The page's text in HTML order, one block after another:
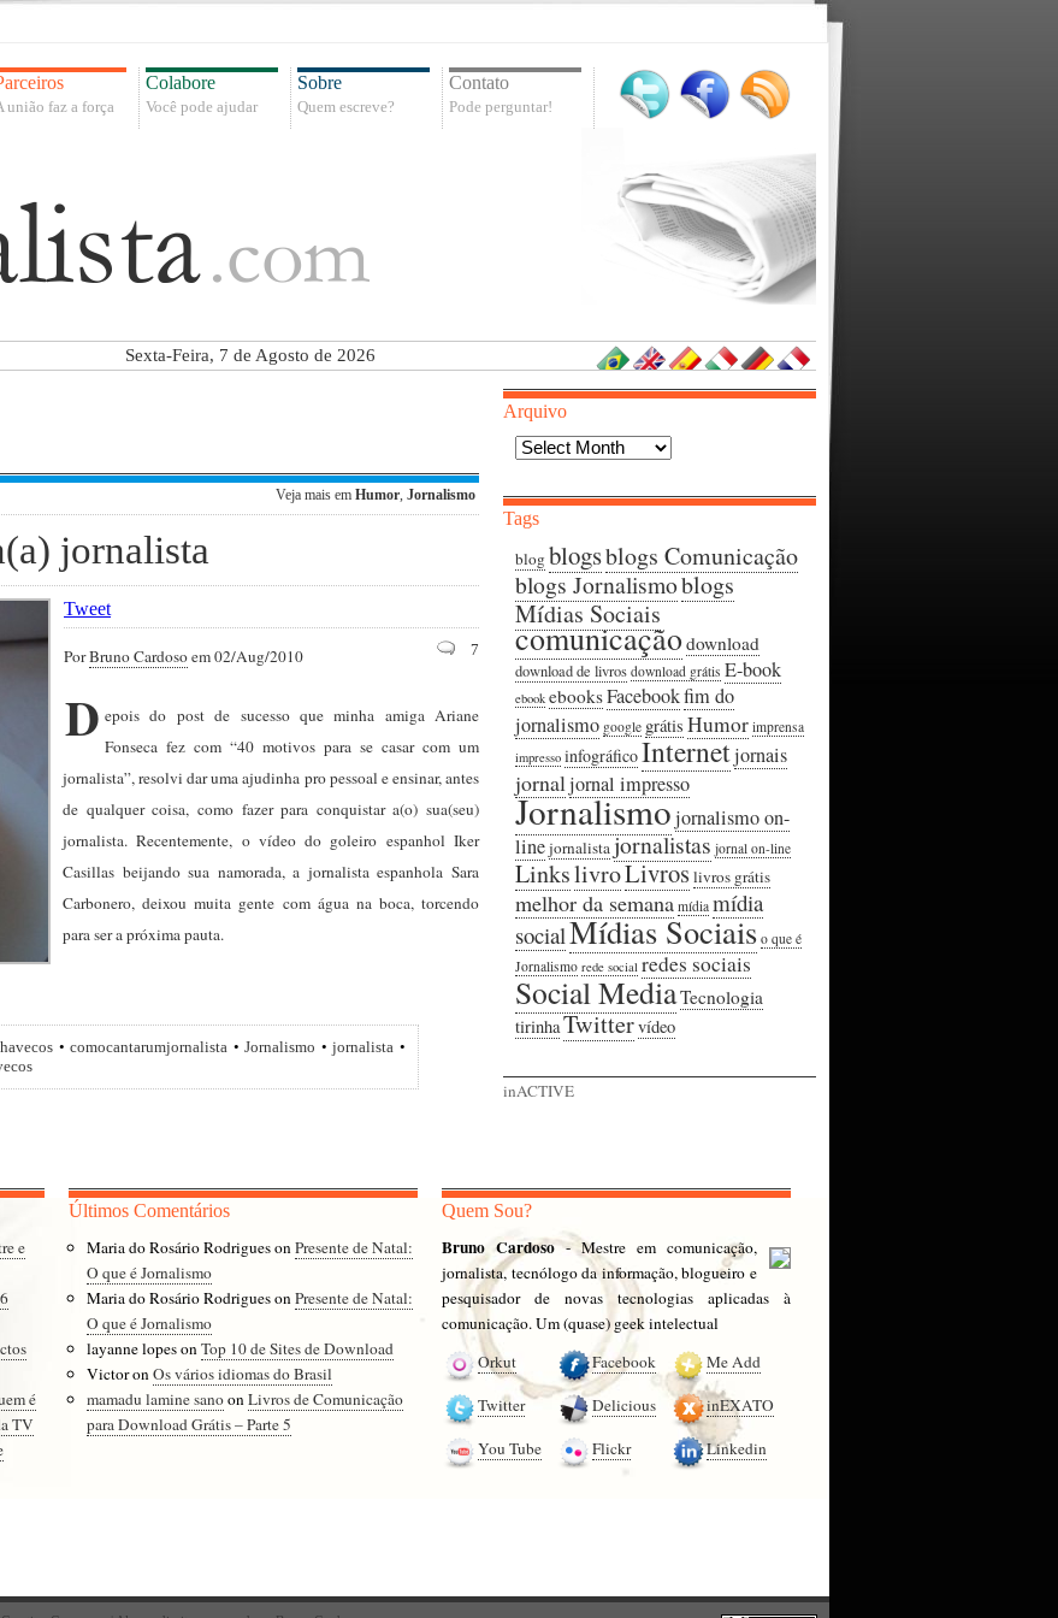
união faz a força
Colabore
Você pode ajudar
Sobre
Quem escreve?
Contato
Pode perguntar!
Sexta-Feira, 7 de Agosto de 2026
Veja mais em Humor, Jornalismo
jornalista
Tweet
PorBruno Cardosoem 02/Aug/2010 7
D epois do post de sucesso que minha amiga Ariane
Fonseca fez com “40 motivos para se casar com um
jornalista”, resolvi dar uma ajudinha pro pessoal e ensinar, antes
de qualquer coisa, como fazer para conquistar a(o) sua(seu)
jornalista. Recentemente, o vídeo do goleiro espanhol Iker
Casillas beijando sua namorada, a jornalista espanhola Sara
Carbonero, deixou muita gente com água na boca, torcendo
para ser a próxima pauta.
•comocantarumjornalista •Jornalismo •jornalista •
Arquivo
Arquivo
Tags
blog blogsblogs Comunicação
blogs Jornalismoblogs
Mídias Sociais
comunicaçãodownload
download de livros download grátis E-book
ebook ebooksFacebookfim do
jornalismo google grátis Humor imprensa
impresso infográficoInternetjornais
jornaljornal impresso
Jornalismojornalismo on-
linejornalista jornalistas jornal on-line
LinkslivroLivroslivros grátis
melhor da semana mídia mídia
socialMídias Sociais o que é
Jornalismo rede social redes sociais
Social MediaTecnologia
tirinhaTwittervídeo
inACTIVE
e
é
TV
Últimos Comentários
Maria do Rosário RodriguesonPresente de Natal:
O que é Jornalismo
Maria do Rosário RodriguesonPresente de Natal:
O que é Jornalismo
layanne lopesonTop 10 de Sites de Download
VictoronOs vários idiomas do Brasil
mamadu lamine sanoonLivros de Comunicação
para Download Grátis – Parte 5
Quem Sou?
Bruno Cardoso- Mestre em comunicação,
jornalista, tecnólogo da informação, blogueiro e
pesquisador de novas tecnologias aplicadas à
comunicação. Um (quase) geek intelectual
Orkut
Twitter
You Tube
Facebook
Delicious
Flickr
Me Add
inEXATO
Linkedin